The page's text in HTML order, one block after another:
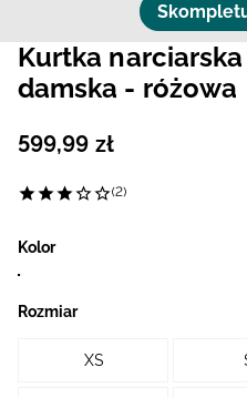
Kurtka
damska - różowa
599,99 zł
(2)
Kolor
Rozmiar
XS